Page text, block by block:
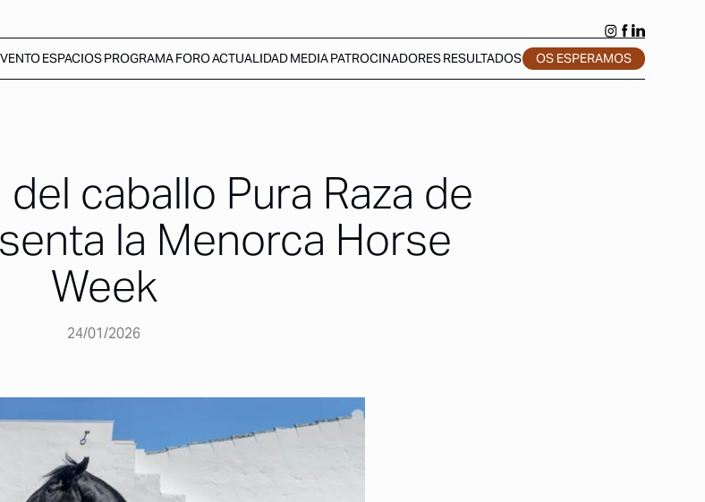
ESPACIOSPROGRAMAFOROACTUALIDADMEDIAPATROCINADORESRESULTADOS OS ESPERAMOS
caballo Pura Raza de
la Menorca Horse
Week
24/01/2026